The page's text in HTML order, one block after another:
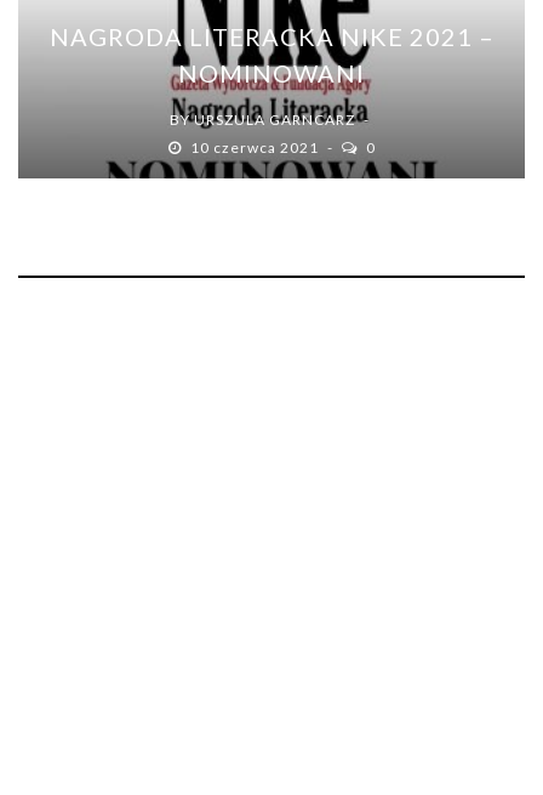
NAGRODA LITERACKA NIKE 2021 –
NOMINOWANI
BYURSZULA GARNCARZ
10 czerwca 2021
0